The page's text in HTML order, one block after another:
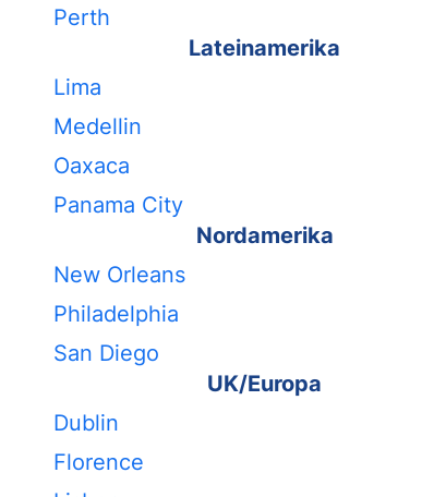
Perth
Lateinamerika
Lima
Medellin
Oaxaca
Panama City
Nordamerika
New Orleans
Philadelphia
San Diego
UK/Europa
Dublin
Florence